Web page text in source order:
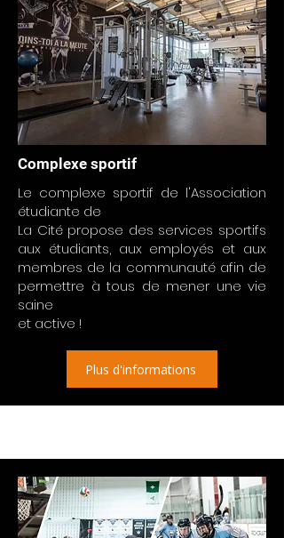
Complexe sportif
Le complexe sportif de l'Association
étudiante de
La Cité propose des services sportifs
aux étudiants, aux employés et aux
membres de la communauté afin de
permettre à tous de mener une vie
saine
et active !
Plus d'informations